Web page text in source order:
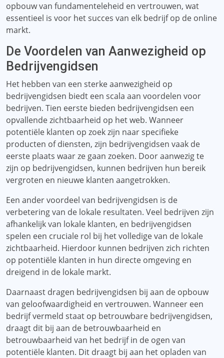
opbouw van fundamenteleheid en vertrouwen, wat
essentieel is voor het succes van elk bedrijf op de online
markt.
De Voordelen van Aanwezigheid op
Bedrijvengidsen
Het hebben van een sterke aanwezigheid op
bedrijvengidsen biedt een scala aan voordelen voor
bedrijven. Tien eerste bieden bedrijvengidsen een
opvallende zichtbaarheid op het web. Wanneer
potentiële klanten op zoek zijn naar specifieke
producten of diensten, zijn bedrijvengidsen vaak de
eerste plaats waar ze gaan zoeken. Door aanwezig te
zijn op bedrijvengidsen, kunnen bedrijven hun bereik
vergroten en nieuwe klanten aangetrokken.
Een ander voordeel van bedrijvengidsen is de
verbetering van de lokale resultaten. Veel bedrijven zijn
afhankelijk van lokale klanten, en bedrijvengidsen
spelen een cruciale rol bij het volledige van de lokale
zichtbaarheid. Hierdoor kunnen bedrijven zich richten
op potentiële klanten in hun directe omgeving en
dreigend in de lokale markt.
Daarnaast dragen bedrijvengidsen bij aan de opbouw
van geloofwaardigheid en vertrouwen. Wanneer een
bedrijf vermeld staat op betrouwbare bedrijvengidsen,
draagt ​​dit bij aan de betrouwbaarheid en
betrouwbaarheid van het bedrijf in de ogen van
potentiële klanten. Dit draagt ​​bij aan het opladen van